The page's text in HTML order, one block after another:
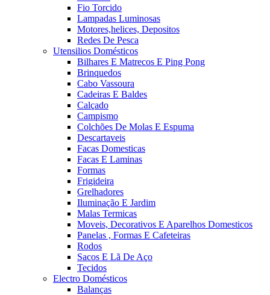
Fio Torcido
Lampadas Luminosas
Motores,helices, Depositos
Redes De Pesca
Utensilios Domésticos
Bilhares E Matrecos E Ping Pong
Brinquedos
Cabo Vassoura
Cadeiras E Baldes
Calçado
Campismo
Colchões De Molas E Espuma
Descartaveis
Facas Domesticas
Facas E Laminas
Formas
Frigideira
Grelhadores
Iluminação E Jardim
Malas Termicas
Moveis, Decorativos E Aparelhos Domesticos
Panelas , Formas E Cafeteiras
Rodos
Sacos E Lã De Aço
Tecidos
Electro Domésticos
Balanças